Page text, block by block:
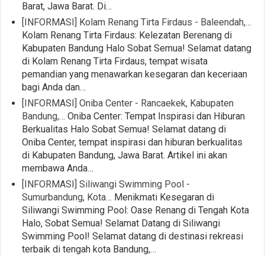
Barat, Jawa Barat. Di…
[INFORMASI] Kolam Renang Tirta Firdaus - Baleendah,…
Kolam Renang Tirta Firdaus: Kelezatan Berenang di
Kabupaten Bandung Halo Sobat Semua! Selamat datang
di Kolam Renang Tirta Firdaus, tempat wisata
pemandian yang menawarkan kesegaran dan keceriaan
bagi Anda dan…
[INFORMASI] Oniba Center - Rancaekek, Kabupaten
Bandung,… Oniba Center: Tempat Inspirasi dan Hiburan
Berkualitas Halo Sobat Semua! Selamat datang di
Oniba Center, tempat inspirasi dan hiburan berkualitas
di Kabupaten Bandung, Jawa Barat. Artikel ini akan
membawa Anda…
[INFORMASI] Siliwangi Swimming Pool -
Sumurbandung, Kota… Menikmati Kesegaran di
Siliwangi Swimming Pool: Oase Renang di Tengah Kota
Halo, Sobat Semua! Selamat Datang di Siliwangi
Swimming Pool! Selamat datang di destinasi rekreasi
terbaik di tengah kota Bandung,…